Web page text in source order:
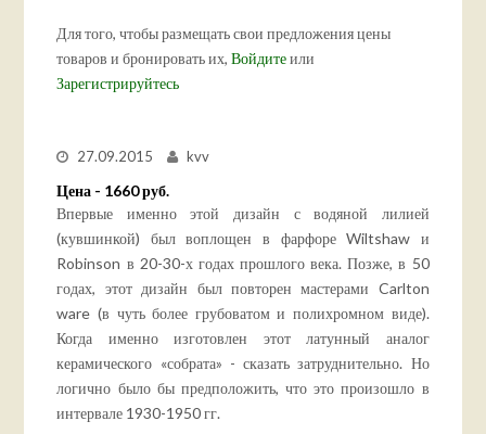
Для того, чтобы размещать свои предложения цены
товаров и бронировать их,Войдитеили
Зарегистрируйтесь
27.09.2015 kvv
Цена - 1660 руб.
Впервые именно этой дизайн с водяной лилией
(кувшинкой) был воплощен в фарфоре Wiltshaw и
Robinson в 20-30-х годах прошлого века. Позже, в 50
годах, этот дизайн был повторен мастерами Carlton
ware (в чуть более грубоватом и полихромном виде).
Когда именно изготовлен этот латунный аналог
керамического «собрата» - сказать затруднительно. Но
логично было бы предположить, что это произошло в
интервале 1930-1950 гг.